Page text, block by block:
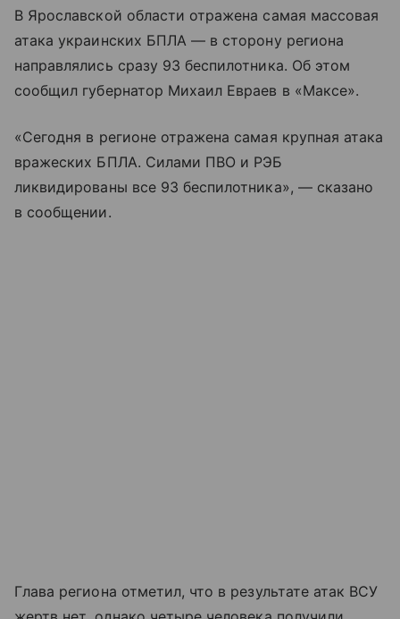
В Ярославской области отражена самая массовая
атака украинских БПЛА — в сторону региона
направлялись сразу 93 беспилотника. Об этом
сообщил губернатор Михаил Евраев в «Максе».
«Сегодня в регионе отражена самая крупная атака
вражеских БПЛА. Силами ПВО и РЭБ
ликвидированы все 93 беспилотника», — сказано
в сообщении.
Глава региона отметил, что в результате атак ВСУ